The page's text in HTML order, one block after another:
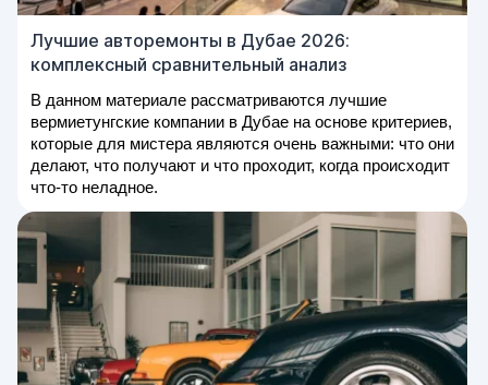
Лучшие авторемонты в Дубае 2026:
комплексный сравнительный анализ
В данном материале рассматриваются лучшие
вермиетунгские компании в Дубае на основе критериев,
которые для мистера являются очень важными: что они
делают, что получают и что проходит, когда происходит
что-то неладное.